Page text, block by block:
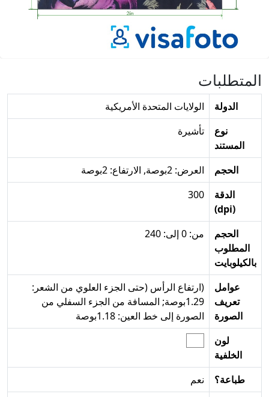
المتطلبات
الدولة
الولايات المتحدة الأمريكية
نوع
المستند
تأشيرة
الحجم
العرض: 2بوصة, الارتفاع: 2بوصة
الدقة
(dpi)
300
الحجم
المطلوب
بالكيلوبايت
من: 0 إلى: 240
عوامل
تعريف
الصورة
(ارتفاع الرأس (حتى الجزء العلوي من الشعر:
1.29بوصة; المسافة من الجزء السفلي من
الصورة إلى خط العين: 1.18بوصة
لون
الخلفية
طباعة؟
نعم